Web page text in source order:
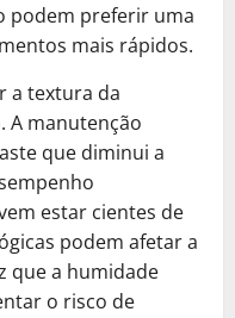
podem preferir uma
mais rápidos.
a textura da
A manutenção
que diminui a
estar cientes de
podem afetar a
que a humidade
o risco de